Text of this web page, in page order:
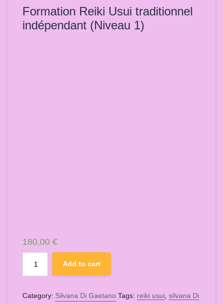
Formation Reiki Usui traditionnel
indépendant (Niveau 1)
180,00 €
Reiki
indépendant
Add to cart
Category: Silvana Di Gaetano Tags: reiki usui silvana Di